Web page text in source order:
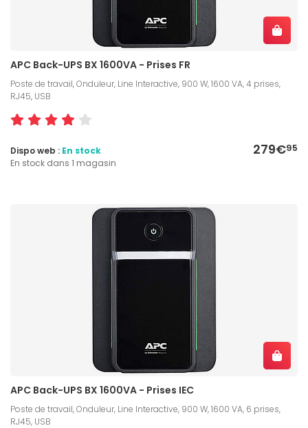
APC Back-UPS BX 1600VA - Prises FR
Poste de travail, Onduleur, Line Interactive, 900 W, 1600 VA, 4 prises,
RJ45, USB
279€95
Dispo web : En stock
En stock dans 1 magasin
APC Back-UPS BX 1600VA - Prises IEC
Poste de travail, Onduleur, Line Interactive, 900 W, 1600 VA, 6 prises,
RJ45, USB